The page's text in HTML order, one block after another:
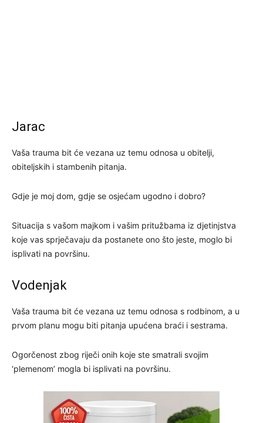
Jarac
Vaša trauma bit će vezana uz temu odnosa u obitelji,
obiteljskih i stambenih pitanja.
Gdje je moj dom, gdje se osjećam ugodno i dobro?
Situacija s vašom majkom i vašim pritužbama iz djetinjstva
koje vas sprječavaju da postanete ono što jeste, moglo bi
isplivati ​​na površinu.
Vodenjak
Vaša trauma bit će vezana uz temu odnosa s rodbinom, a u
prvom planu mogu biti pitanja upućena braći i sestrama.
Ogorčenost zbog riječi onih koje ste smatrali svojim
‘plemenom’ mogla bi isplivati ​​na površinu.